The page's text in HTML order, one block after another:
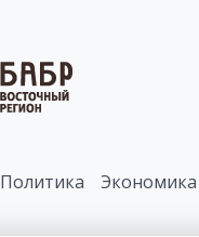
Политика Экономика